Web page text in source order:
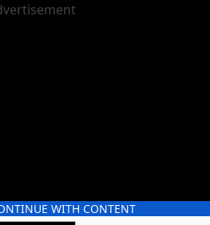
WITH CONTENT